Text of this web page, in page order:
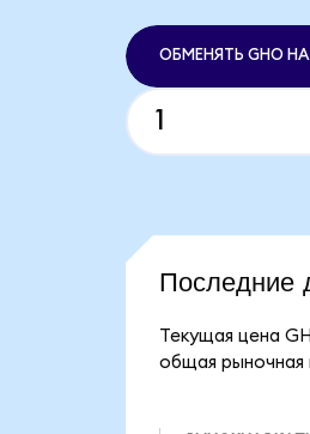
ОБМЕНЯТЬ GHO НА
Текущая цена
общая рыночная